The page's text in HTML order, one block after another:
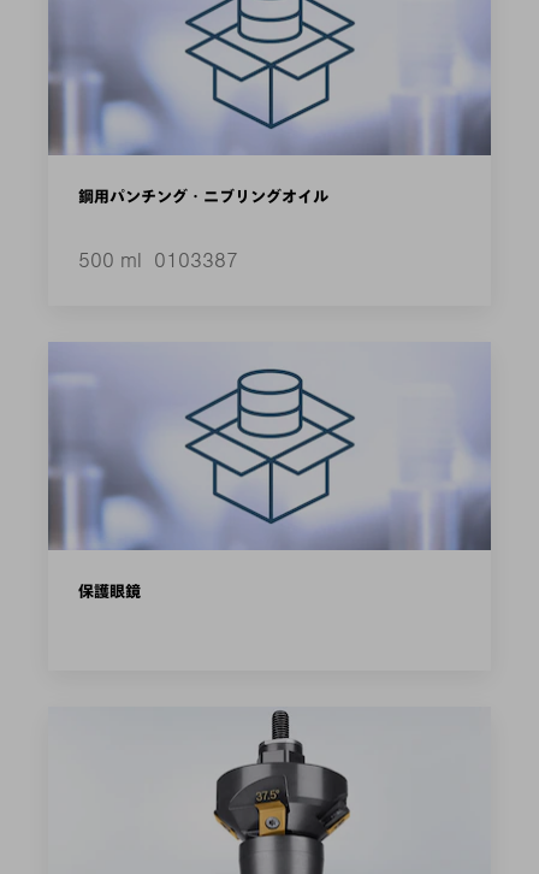
鋼用パンチング・ニブリングオイル
500 ml 0103387
保護眼鏡